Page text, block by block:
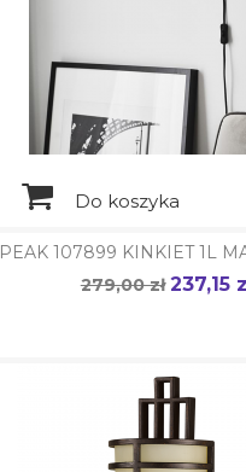
Do koszyka
PEAK 107899 KINKIET 1L
Cena
279,00 zł Cena
237,15